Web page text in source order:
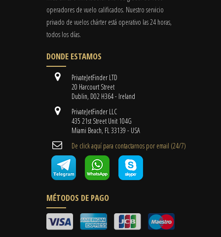
operadores de vuelo calificados. Nuestro servicio
privado de vuelos chárter está operativo las 24 horas,
todos los días.
DONDE ESTAMOS
PrivateJetFinder LTD
20 Harcourt Street
Dublin, D02 H364 - Ireland
PrivateJetFinder LLC
435 21st Street Unit 104G
Miami Beach, FL 33139 - USA
De click aquí para contactarnos por email ​(24/7)
MÉTODOS DE PAGO